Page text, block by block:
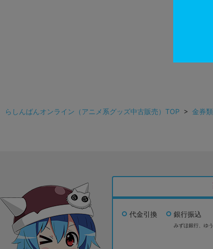
らしんばんオンライン（アニメ系グッズ中古販売）TOP > 金券類
代金引換 銀行振込
みずほ銀行、 ゆ